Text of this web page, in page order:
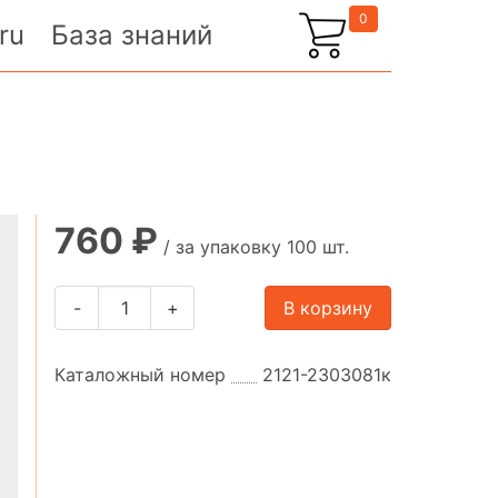
База знаний
0
760 ₽ / за упаковку 100 шт.
- + В корзину
Каталожный номер 2121-2303081к